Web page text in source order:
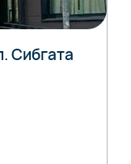
Сибгата